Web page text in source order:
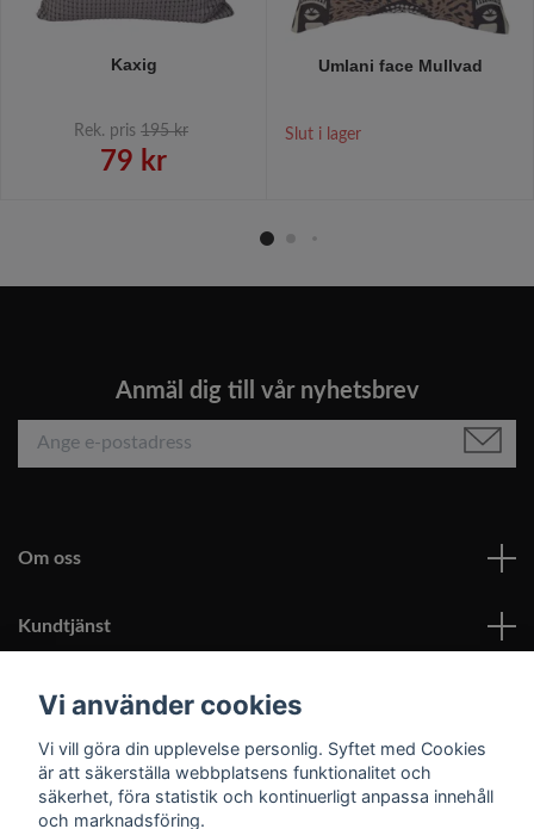
Kaxig
Rek. pris 195 kr
79 kr
Umlani face Mullvad
Slut i lager
Anmäl dig till vår nyhetsbrev
Om oss
Kundtjänst
Läs mer
Sociala medier
Vi använder cookies
Vi vill göra din upplevelse personlig. Syftet med Cookies
är att säkerställa webbplatsens funktionalitet och
säkerhet, föra statistik och kontinuerligt anpassa innehåll
och marknadsföring.